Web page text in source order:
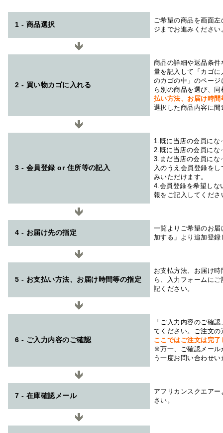
1 - 商品選択
ご希望の商品を画面
ジまでお進みください
2 - 買い物カゴに入れる
商品の詳細や返品条
量を記入して「カゴ
のカゴの中」のペー
ら別の商品を選び、
払い方法、お届け時
選択した商品内容に
3 - 会員登録 or 住所等の記入
1.既に当店の会員にな
2.既に当店の会員にな
3.まだ当店の会員にな
入のうえ会員登録を
みいただけます。
4.会員登録を希望しな
報をご記入してくださ
4 - お届け先の指定
一覧よりご希望のお
加する」より追加登
5 - お支払い方法、お届け時間等の指定
お支払方法、お届け
ら、入力フォームに
記ください。
6 - ご入力内容のご確認
「ご入力内容のご確
てください。ご注文
ここではご注文は完
※万一、ご確認メール
う一度お問い合わせ
7 - 在庫確認メール
アフリカンスクエアー
さい。